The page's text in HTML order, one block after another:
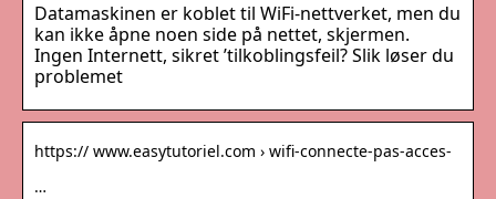
Datamaskinen er koblet til WiFi-nettverket, men du
kan ikke åpne noen side på nettet, skjermen.
Ingen Internett, sikret ’tilkoblingsfeil? Slik løser du
problemet
https:// www.easytutoriel.com › wifi-connecte-pas-acces-
…